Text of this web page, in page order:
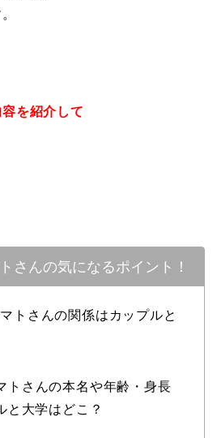
を紹介して
さんの気になるポイント！
トさんの関係はカップルと
トさんの本名や年齢・身長
と大学はどこ？